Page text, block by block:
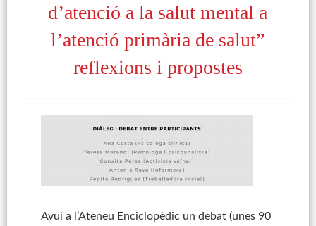
d’atenció a la salut mental a
l’atenció primària de salut”
reflexions i propostes
Avui a l’Ateneu Enciclopèdic un debat (unes 90